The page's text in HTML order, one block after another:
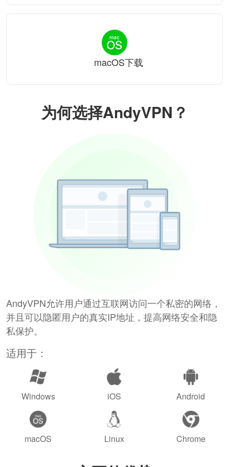
为何选择AndyVPN？
AndyVPN允许用户通过互联网访问一个私密的网络，
并且可以隐匿用户的真实IP地址，提高网络安全和隐
私保护。
适用于：
Windows iOS Android
macOS Linux Chrome
macOS下载